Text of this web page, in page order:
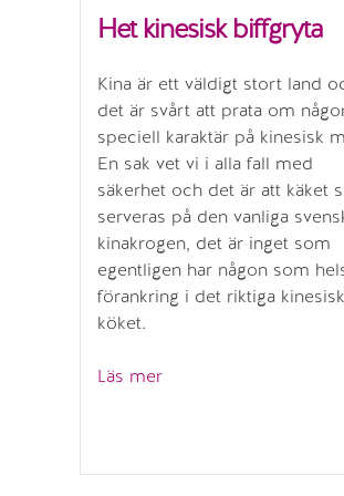
Het kinesisk biffgryta
Kina är ett väldigt stort land
det är svårt att prata om
speciell karaktär på kinesisk
En sak vet vi i alla fall med
säkerhet och det är att käket
serveras på den vanliga
kinakrogen, det är inget som
egentligen har någon som
förankring i det riktiga
köket.
Läs mer”Het